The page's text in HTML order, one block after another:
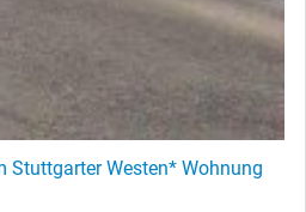
Stuttgarter Westen* Wohnung